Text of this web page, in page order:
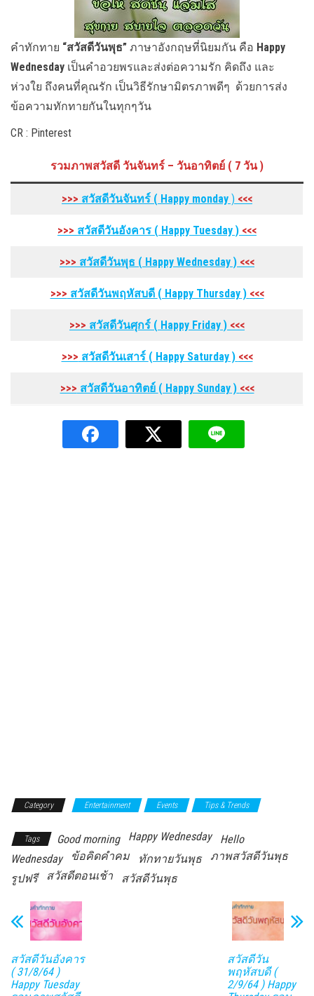
คำทักทาย “สวัสดีวันพุธ” ภาษาอังกฤษที่นิยมกัน คือ Happy
Wednesday เป็นคำอวยพรและส่งต่อความรัก คิดถึง และ
ห่วงใย ถึงคนที่คุณรัก เป็นวิธีรักษามิตรภาพดีๆ ด้วยการส่ง
ข้อความทักทายกันในทุกๆวัน
CR : Pinterest
รวมภาพสวัสดี วันจันทร์ – วันอาทิตย์ ( 7 วัน )
>>> สวัสดีวันจันทร์ ( Happy monday ) <<<
>>> สวัสดีวันอังคาร ( Happy Tuesday ) <<<
>>> สวัสดีวันพุธ ( Happy Wednesday ) <<<
>>> สวัสดีวันพฤหัสบดี ( Happy Thursday) <<<
>>> สวัสดีวันศุกร์ ( Happy Friday ) <<<
>>> สวัสดีวันเสาร์ ( Happy Saturday) <<<
>>> สวัสดีวันอาทิตย์ ( Happy Sunday) <<<
Category Entertainment Events Tips & Trends
Tags Good morning Happy Wednesday
Hello
Wednesday
ข้อคิดคำคม ทักทายวันพุธ
ภาพสวัสดีวันพุธ
รูปฟรี
สวัสดีตอนเช้า สวัสดีวันพุธ
สวัสดีวันอังคาร
( 31/8/64 )
Happy Tuesday
สวัสดีวัน
พฤหัสบดี (
2/9/64 ) Happy